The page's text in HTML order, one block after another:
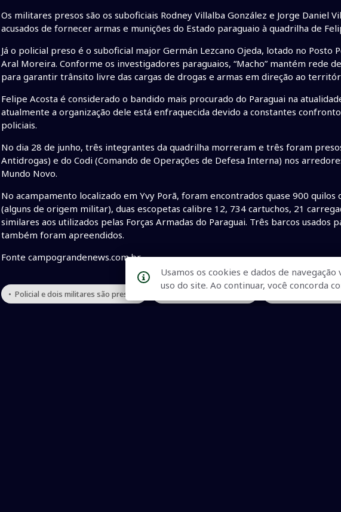
Os militares presos são os suboficiais Rodney Villalba González e Jorge Daniel
acusados de fornecer armas e munições do Estado paraguaio à quadrilha de
Já o policial preso é o suboficial major Germán Lezcano Ojeda, lotado no Posto
Aral Moreira. Conforme os investigadores paraguaios, “Macho” mantém rede
para garantir trânsito livre das cargas de drogas e armas em direção ao
Felipe Acosta é considerado o bandido mais procurado do Paraguai na
atualmente a organização dele está enfraquecida devido a constantes
policiais.
No dia 28 de junho, três integrantes da quadrilha morreram e três foram
Antidrogas) e do Codi (Comando de Operações de Defesa Interna) nos
Mundo Novo.
No acampamento localizado em Yvy Porã, foram encontrados quase 900
(alguns de origem militar), duas escopetas calibre 12, 734 cartuchos, 21
similares aos utilizados pelas Forças Armadas do Paraguai. Três barcos usados
também foram apreendidos.
Fonte campograndenews.com.br
• Policial e dois militares são presos
Usamos os cookies e dados de
uso do site. Ao continuar, você concorda